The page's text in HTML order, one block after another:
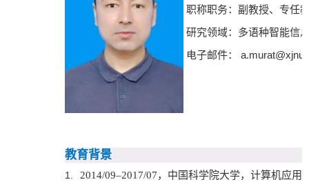
职称职务：副教授、专任
研究领域：多语种智能信
电子邮件：
教育背景
1. 2014/09–2017/07，中国科学院大学，计算机应用